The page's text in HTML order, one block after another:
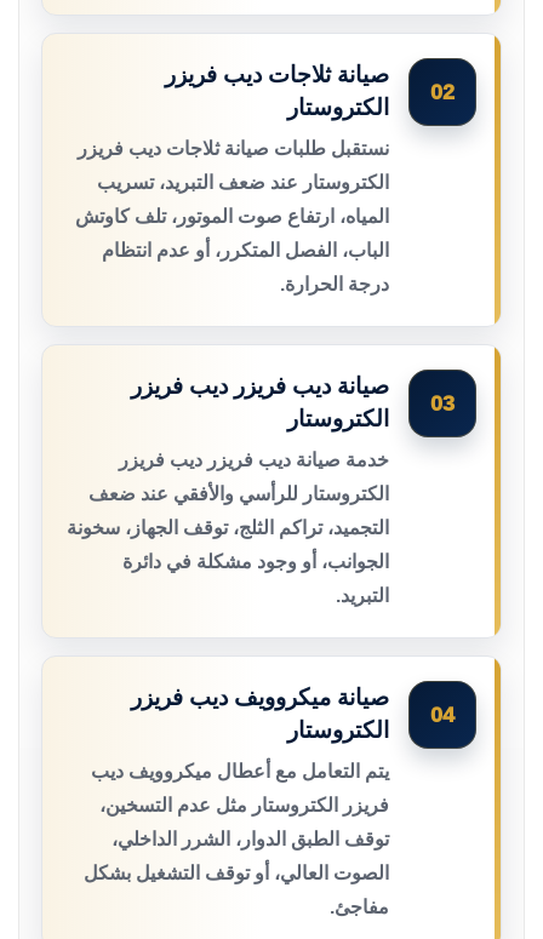
02
صيانة ثلاجات ديب فريزر
الكتروستار
نستقبل طلبات صيانة ثلاجات ديب فريزر
الكتروستار عند ضعف التبريد، تسريب
المياه، ارتفاع صوت الموتور، تلف كاوتش
الباب، الفصل المتكرر، أو عدم انتظام
درجة الحرارة.
03
صيانة ديب فريزر ديب فريزر
الكتروستار
خدمة صيانة ديب فريزر ديب فريزر
الكتروستار للرأسي والأفقي عند ضعف
التجميد، تراكم الثلج، توقف الجهاز، سخونة
الجوانب، أو وجود مشكلة في دائرة
التبريد.
04
صيانة ميكروويف ديب فريزر
الكتروستار
يتم التعامل مع أعطال ميكروويف ديب
فريزر الكتروستار مثل عدم التسخين،
توقف الطبق الدوار، الشرر الداخلي،
الصوت العالي، أو توقف التشغيل بشكل
مفاجئ.